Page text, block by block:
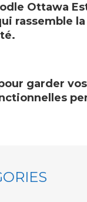
Ottawa
rassemble la
garder